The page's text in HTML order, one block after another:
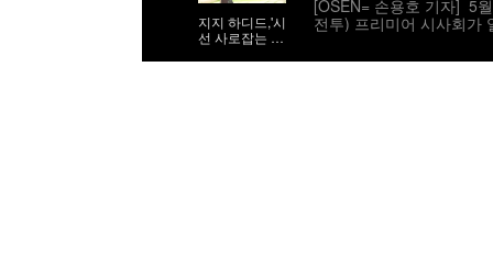
지지 하디드,'시
선 사로잡는 9
태'
[OSEN= 손용호 기자] 5
전투) 프리미어 시사회가
진=게티이미지